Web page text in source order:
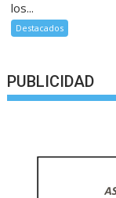
los...
Destacados
PUBLICIDAD